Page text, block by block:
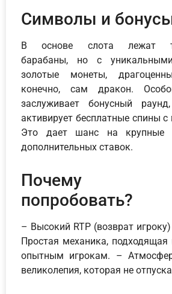
Символы и
В основе слота лежат
барабаны, но с
золотые монеты,
конечно, сам дракон.
заслуживает бонусный
активирует бесплатные спины
Это дает шанс на крупные
дополнительных ставок.
Почему
попробовать?
– Высокий RTP (возврат
Простая механика,
опытным игрокам. –
великолепия, которая не